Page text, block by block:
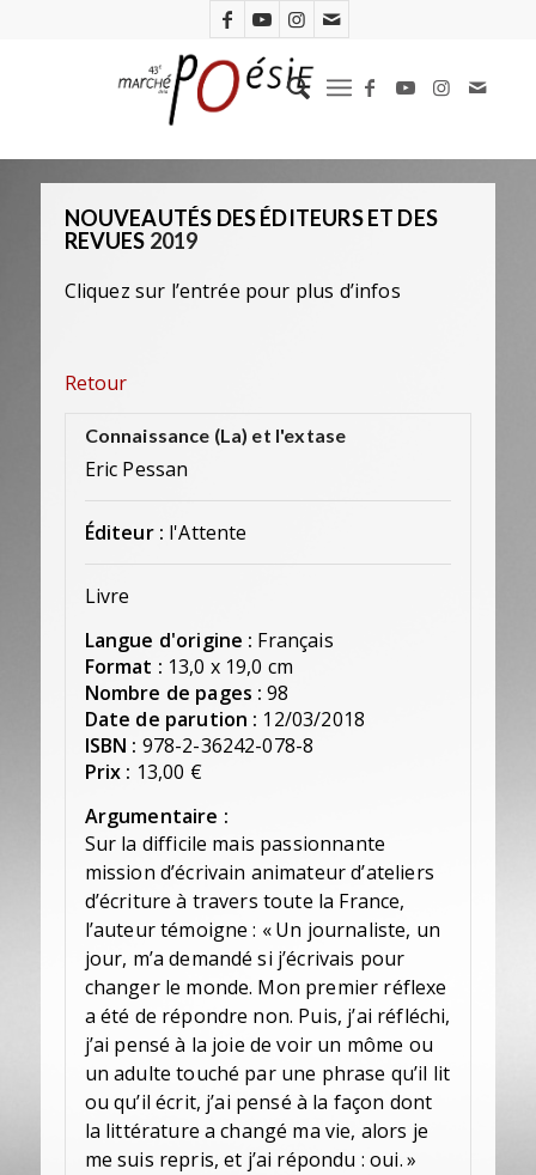
NOUVEAUTÉS DES ÉDITEURS ET DES
REVUES 2019
Cliquez sur l’entrée pour plus d’infos
Retour
Connaissance (La) et l'extase
Eric Pessan
Éditeur : l'Attente
Livre
Langue d'origine : Français
Format : 13,0 x 19,0 cm
Nombre de pages : 98
Date de parution : 12/03/2018
ISBN : 978-2-36242-078-8
Prix : 13,00 €
Argumentaire :
Sur la difficile mais passionnante
mission d’écrivain animateur d’ateliers
d’écriture à travers toute la France,
l’auteur témoigne : « Un journaliste, un
jour, m’a demandé si j’écrivais pour
changer le monde. Mon premier réflexe
a été de répondre non. Puis, j’ai réfléchi,
j’ai pensé à la joie de voir un môme ou
un adulte touché par une phrase qu’il lit
ou qu’il écrit, j’ai pensé à la façon dont
la littérature a changé ma vie, alors je
me suis repris, et j’ai répondu : oui. »